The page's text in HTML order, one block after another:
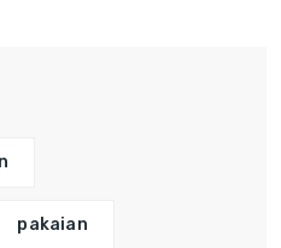
pakaian